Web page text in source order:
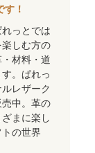
す！
っとでは
しむ方の
材料・道
。ぱれっ
レザーク
中。革の
まに楽し
の世界